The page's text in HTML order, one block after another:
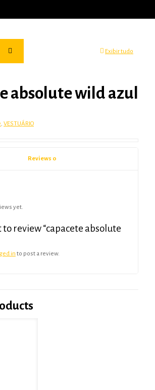
Exibir tudo
absolute wild azul
, VESTUÁRIO
Reviews 0
yet.
to review “capacete absolute
in to post a review.